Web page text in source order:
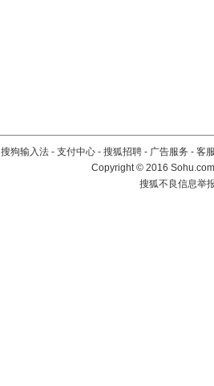
搜狗输入法 - 支付中心 - 搜狐招聘 - 广告服务 - 客
Copyright©2016
搜狐不良信息举